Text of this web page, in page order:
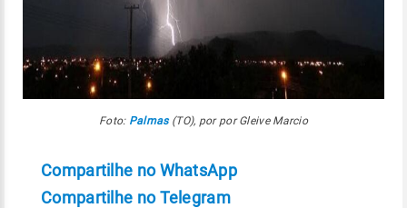
Foto: Palmas(TO), por por Gleive Marcio
Compartilhe no WhatsApp
Compartilhe no Telegram